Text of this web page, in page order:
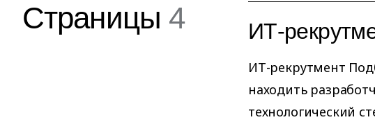
Страницы 4 ИТ-
ИТ-рекрутмент
находить
технологический